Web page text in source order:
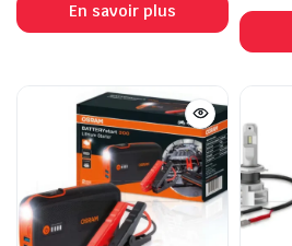
En savoir plus